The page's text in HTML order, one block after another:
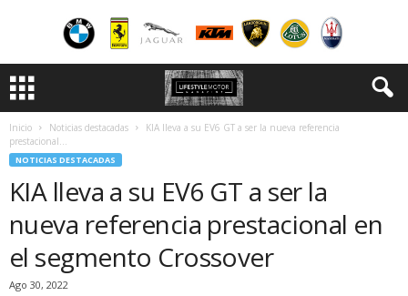
Inicio Noticias destacadas
KIA lleva a su EV6 GT a ser la nueva referencia
prestacional...
NOTICIAS DESTACADAS
KIA lleva a su EV6 GT a ser la
nueva referencia prestacional en
el segmento Crossover
Ago 30, 2022